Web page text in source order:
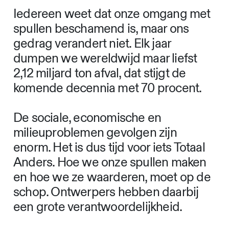
Iedereen weet dat onze omgang met
spullen beschamend is, maar ons
gedrag verandert niet. Elk jaar
dumpen we wereldwijd maar liefst
2,12 miljard ton afval, dat stijgt de
komende decennia met 70 procent.
De sociale, economische en
milieuproblemen gevolgen zijn
enorm. Het is dus tijd voor iets Totaal
Anders. Hoe we onze spullen maken
en hoe we ze waarderen, moet op de
schop. Ontwerpers hebben daarbij
een grote verantwoordelijkheid.